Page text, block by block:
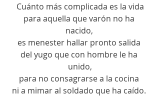
Cuánto más complicada es la vida
para aquella que varón no ha
nacido,
es menester hallar pronto salida
del yugo que con hombre le ha
unido,
para no consagrarse a la cocina
ni a mimar al soldado que ha caído.